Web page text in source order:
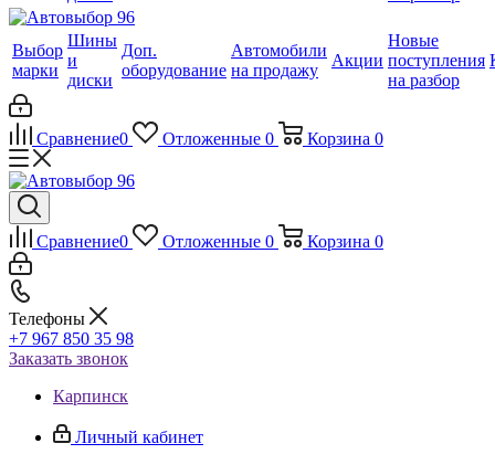
Выбор
марки
Шины
и
диски
Доп.
оборудование
Автомобили
на продажу
Акции
Новые
поступления
на разбор
Сравнение0 Отложенные 0 Корзина 0
Сравнение0 Отложенные 0 Корзина 0
Телефоны
+7 967 850 35 98
Заказать звонок
Карпинск
Личный кабинет